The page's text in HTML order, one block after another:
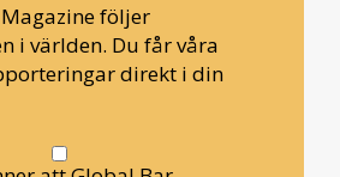
följer
i världen. Du får våra
direkt i din